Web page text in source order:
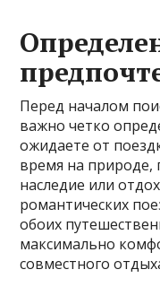
Перед началом
важно четко
ожидаете от
время на природе,
наследие или
романтических
обоих
максимально
совместного